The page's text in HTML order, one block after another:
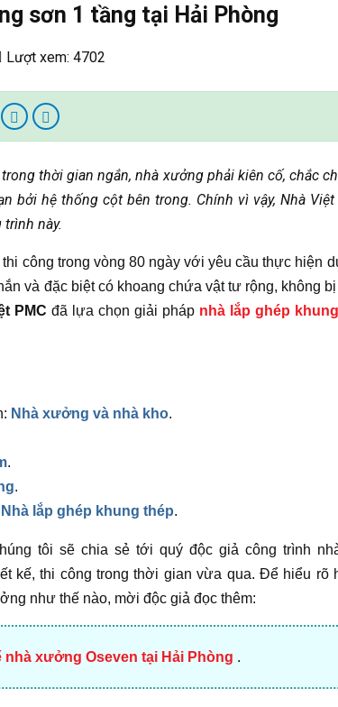
sơn 1 tầng tại Hải Phòng
Lượt xem: 4702
thời gian ngắn, nhà xưởng phải kiên cố, chắc
bởi hệ thống cột bên trong. Chính vì vậy, Nhà
này.
công trong vòng 80 ngày với yêu cầu thực hiện
và đặc biệt có khoang chứa vật tư rộng, không
PMC đã lựa chọn giải pháp nhà lắp ghép
Nhà xưởng và nhà kho.
.
.
Nhà lắp ghép khung thép.
tôi sẽ chia sẻ tới quý độc giả công trình
kế, thi công trong thời gian vừa qua. Để hiểu rõ
như thế nào, mời độc giả đọc thêm:
nhà xưởng Oseven tại Hải Phòng .